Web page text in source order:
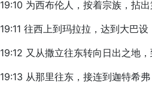
19:10 为西布伦人，按着宗族，拈
19:11 往西上到玛拉拉，达到大巴设
19:12 又从撒立往东转向日出之地
19:13 从那里往东，接连到迦特希